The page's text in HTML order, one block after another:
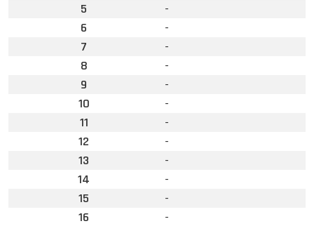
5
-
6
-
7
-
8
-
9
-
10
-
11
-
12
-
13
-
14
-
15
-
16
-